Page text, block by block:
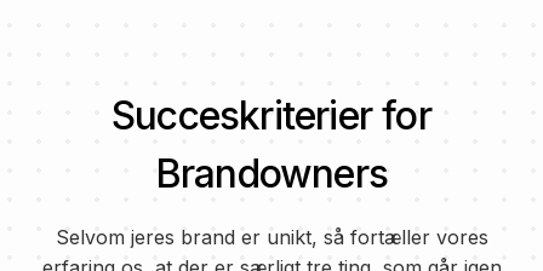
Succeskriterier for
Brandowners
Selvom jeres brand er unikt, så fortæller vores